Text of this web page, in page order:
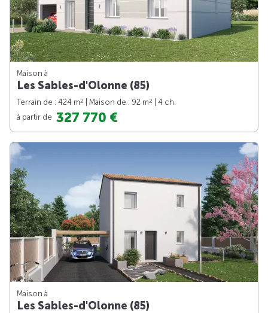
Maison à
Les Sables-d'Olonne (85)
Terrain de : 424 m2 | Maison de : 92 m2
| 4 ch.
à partir de 327 770 €
Maison à
Les Sables-d'Olonne (85)